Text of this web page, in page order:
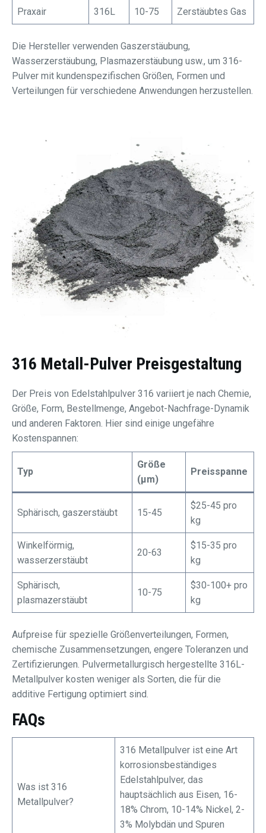
Praxair 316L 10-75 Zerstäubtes Gas
Die Hersteller verwenden Gaszerstäubung,
Wasserzerstäubung, Plasmazerstäubung usw., um 316-
Pulver mit kundenspezifischen Größen, Formen und
Verteilungen für verschiedene Anwendungen herzustellen.
316 Metall-Pulver Preisgestaltung
Der Preis von Edelstahlpulver 316 variiert je nach Chemie,
Größe, Form, Bestellmenge, Angebot-Nachfrage-Dynamik
und anderen Faktoren. Hier sind einige ungefähre
Kostenspannen:
Typ
Größe
(μm)
Preisspanne
Sphärisch, gaszerstäubt 15-45
$25-45 pro
kg
Winkelförmig,
wasserzerstäubt
20-63
$15-35 pro
kg
Sphärisch,
plasmazerstäubt
10-75
$30-100+ pro
kg
Aufpreise für spezielle Größenverteilungen, Formen,
chemische Zusammensetzungen, engere Toleranzen und
Zertifizierungen. Pulvermetallurgisch hergestellte 316L-
Metallpulver kosten weniger als Sorten, die für die
additive Fertigung optimiert sind.
FAQs
Was ist 316
Metallpulver?
316 Metallpulver ist eine Art
korrosionsbeständiges
Edelstahlpulver, das
hauptsächlich aus Eisen, 16-
18% Chrom, 10-14% Nickel, 2-
3% Molybdän und Spuren